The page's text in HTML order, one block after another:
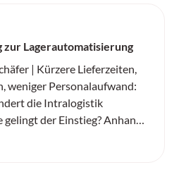
zur Lagerautomatisierung
| Kürzere Lieferzeiten,
weniger Personalaufwand:
die Intralogistik
der Einstieg? Anhand
sich, dass eine schrittweise